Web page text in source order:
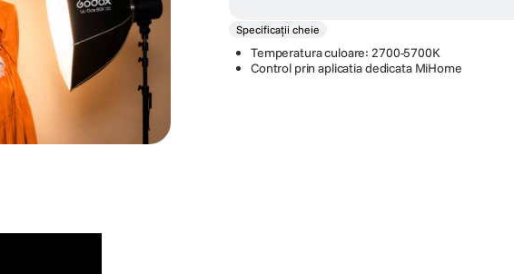
Specificații cheie
Temperatura culoare: 2700-5700K
Control prin aplicatia dedicata MiHome